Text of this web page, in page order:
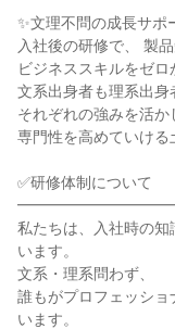
✨文理不問の成長サポ
入社後の研修で、 製
ビジネススキルをゼロ
文系出身者も理系出身
それぞれの強みを活か
専門性を高めていける
✅研修体制について
私たちは、入社時の知
います。
文系・理系問わず、
誰もがプロフェッショ
います。